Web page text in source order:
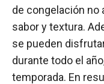
de congelación
sabor y textura.
se pueden
durante todo el
temporada. En